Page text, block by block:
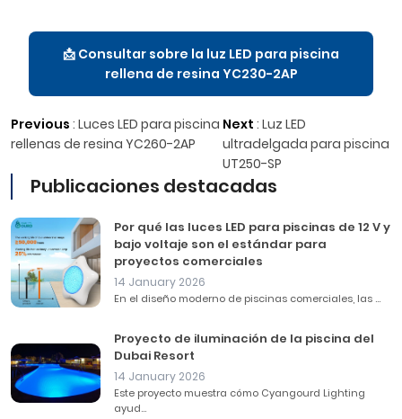
📩 Consultar sobre la luz LED para piscina
rellena de resina YC230-2AP
Previous : Luces LED para piscina
rellenas de resina YC260-2AP
Next :Luz LED
ultradelgada para piscina
UT250-SP
Publicaciones destacadas
Por qué las luces LED para piscinas de 12 V y
bajo voltaje son el estándar para
proyectos comerciales
14 January 2026
En el diseño moderno de piscinas comerciales, las ...
Proyecto de iluminación de la piscina del
Dubai Resort
14 January 2026
Este proyecto muestra cómo Cyangourd Lighting
ayud...